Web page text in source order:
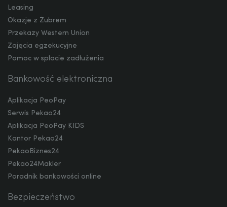
Leasing
Okazje z Żubrem
Przekazy Western Union
Zajęcia egzekucyjne
Pomoc w spłacie zadłużenia
Bankowość elektroniczna
Aplikacja PeoPay
Serwis Pekao24
Aplikacja PeoPay KIDS
Kantor Pekao24
PekaoBiznes24
Pekao24Makler
Poradnik bankowości online
Bezpieczeństwo